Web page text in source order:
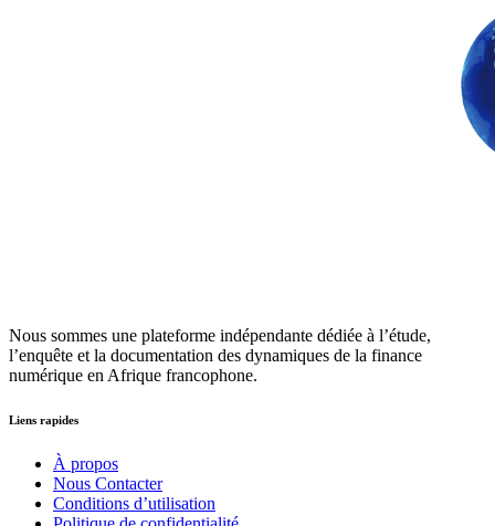
Nous sommes une plateforme indépendante dédiée à l’étude,
l’enquête et la documentation des dynamiques de la finance
numérique en Afrique francophone.
Liens rapides
À propos
Nous Contacter
Conditions d’utilisation